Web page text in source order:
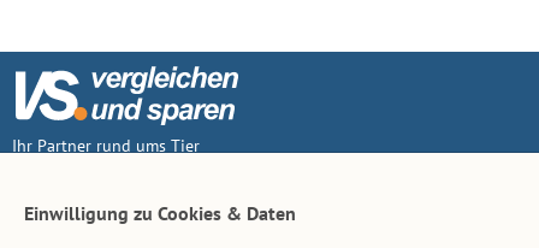
Ihr Partner rund ums Tier
Einwilligung zu Cookies & Daten